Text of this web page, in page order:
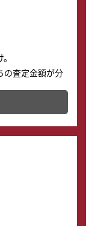
の査定金額が分